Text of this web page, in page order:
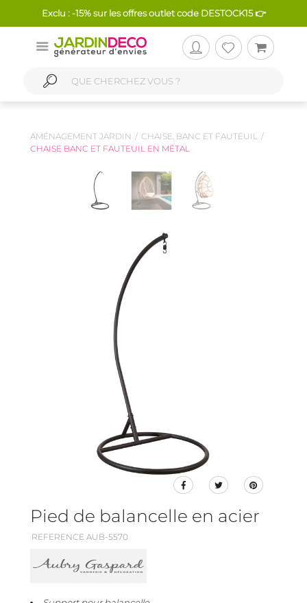
Exclu : -15% sur les offres outlet code DESTOCK15 👉
AMÉNAGEMENT JARDIN
CHAISE, BANC ET FAUTEUIL
CHAISE BANC ET FAUTEUIL EN MÉTAL
Pied de balancelle en acier
REFERENCE AUB-5570